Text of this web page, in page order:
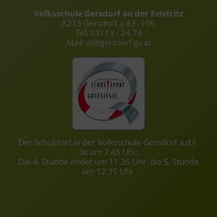
Volksschule Gersdorf an der Feistritz
8213 Gersdorf a.d.F. 106
Tel: 03113 - 24 74
Mail: vs@gersdorf.gv.at
Der Schulstart in der Volksschule Gersdorf a.d.F.
ist um 7.45 Uhr.
Die 4. Stunde endet um 11.35 Uhr, die 5. Stunde
um 12.35 Uhr.